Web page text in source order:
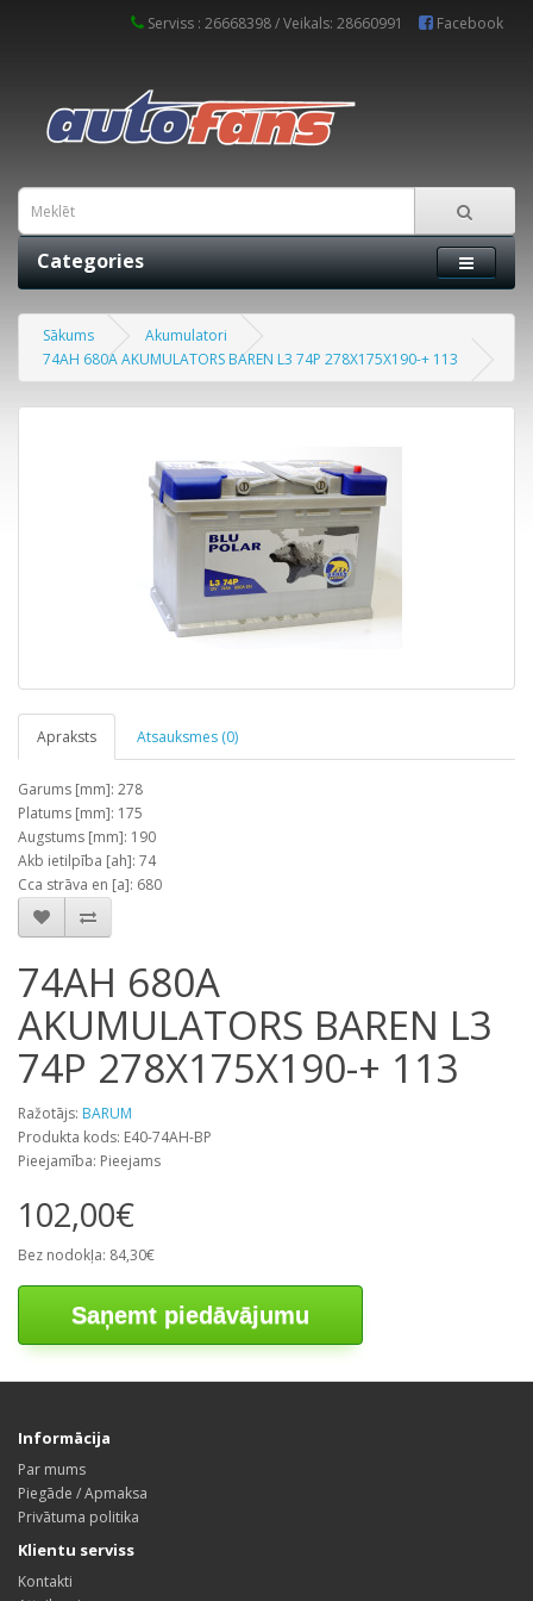
Serviss : 26668398 / Veikals: 28660991 Facebook
Categories
Sākums
Akumulatori
74AH 680A AKUMULATORS BAREN L3 74P 278X175X190-+ 113
Apraksts Atsauksmes (0)
Garums [mm]: 278
Platums [mm]: 175
Augstums [mm]: 190
Akb ietilpība [ah]: 74
Cca strāva en [a]: 680
74AH 680A
AKUMULATORS BAREN L3
74P 278X175X190-+ 113
Ražotājs: BARUM
Produkta kods: E40-74AH-BP
Pieejamība: Pieejams
102,00€
Bez nodokļa: 84,30€
Saņemt piedāvājumu
Informācija
Par mums
Piegāde / Apmaksa
Privātuma politika
Klientu serviss
Kontakti